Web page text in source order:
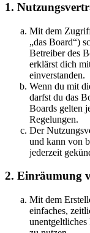
1.
Mit dem
„das Board“)
Betreiber des
erklärst dich
einverstanden.
Wenn du mit
darfst du das
Boards gelten
Regelungen.
Der
und kann von
jederzeit
2. Einräumung
Mit dem
einfaches,